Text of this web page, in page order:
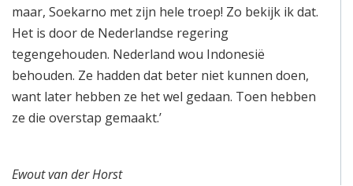
maar, Soekarno met zijn hele troep! Zo bekijk ik dat.
Het is door de Nederlandse regering
tegengehouden. Nederland wou Indonesië
behouden. Ze hadden dat beter niet kunnen doen,
want later hebben ze het wel gedaan. Toen hebben
ze die overstap gemaakt.’
Ewout van der Horst